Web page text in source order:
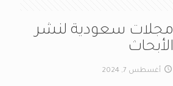
مجلات سعودية لنشر
الأبحاث
أغسطس 7, 2024